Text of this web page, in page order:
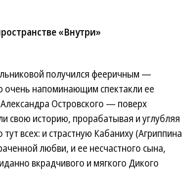
«Внутри»
получился фееричным —
напоминающим спектакли ее
Островского — поверх
свою историю, прорабатывая и углубляя
всех: и страстную Кабаниху (Агриппина
любви, и ее несчастного сына,
вкрадчивого и мягкого Дикого